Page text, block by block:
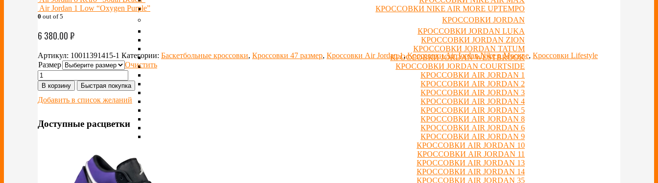
КРОССОВКИ NIKE AIR MORE UPTEMPO
КРОССОВКИ JORDAN
КРОССОВКИ JORDAN LUKA
КРОССОВКИ JORDAN ZION
КРОССОВКИ JORDAN TATUM
КРОССОВКИ JORDAN WESTBROOK
КРОССОВКИ JORDAN COURTSIDE
КРОССОВКИ AIR JORDAN 1
КРОССОВКИ AIR JORDAN 2
КРОССОВКИ AIR JORDAN 3
КРОССОВКИ AIR JORDAN 4
КРОССОВКИ AIR JORDAN 5
КРОССОВКИ AIR JORDAN 8
КРОССОВКИ AIR JORDAN 6
КРОССОВКИ AIR JORDAN 9
КРОССОВКИ AIR JORDAN 10
КРОССОВКИ AIR JORDAN 11
КРОССОВКИ AIR JORDAN 13
КРОССОВКИ AIR JORDAN 14
КРОССОВКИ AIR JORDAN 35
Air Jordan 1 Low “Oxygen Purple”
0 out of 5
6 380.00₽
Артикул: 10011391415-1 Категории: Баскетбольные кроссовки, Кроссовки 47 размер, Кроссовки Air Jordan 1,Кроссовки Air Jordan Nike в Москве, Кроссовки Lifestyle
Размер
Очистить
В корзину Быстрая покупка
Добавить в список желаний
Доступные расцветки